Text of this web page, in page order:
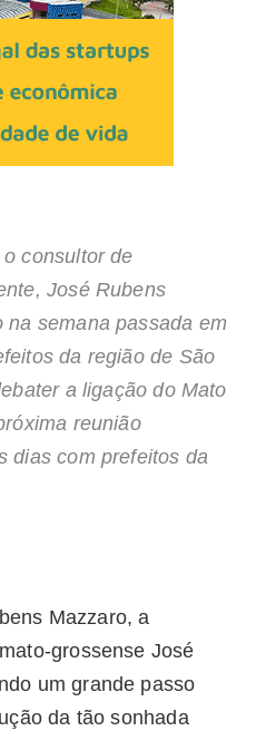
consultor de
José Rubens
na semana passada em
da região de São
a ligação do Mato
reunião
dias com prefeitos da
Mazzaro, a
grossense José
um grande passo
da tão sonhada